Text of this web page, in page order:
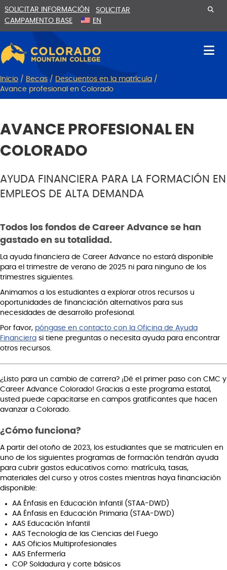
al
contenido
la
navegación
SOLICITAR INFORMACIÓN
SOLICITAR
CAMPAMENTO BASE
EN
Inicio / Becas/ Descuentos en la matrícula /
Avance profesional en Colorado
AVANCE PROFESIONAL EN
COLORADO
AYUDA FINANCIERA PARA LA FORMACIÓN EN
EMPLEOS DE ALTA DEMANDA
Todos los fondos de Career Advance se han
gastado en su totalidad.
La ayuda financiera de Career Advance no estará disponible
para el trimestre de verano de 2025 ni para ninguno de los
trimestres siguientes.
Animamos a los estudiantes a explorar otros recursos u
oportunidades de financiación alternativos para sus
necesidades de desarrollo profesional.
Por favor, póngase en contacto con la Oficina de Ayuda
Financiera si tiene preguntas o necesita ayuda para encontrar
otros recursos.
¿Listo para un cambio de carrera? ¡Dé el primer paso con CMC y
Career Advance Colorado! Gracias a este programa estatal,
usted puede capacitarse en campos gratificantes que hacen
avanzar a Colorado.
¿Cómo funciona?
A partir del otoño de 2023, los estudiantes que se matriculen en
uno de los siguientes programas de formación tendrán ayuda
para cubrir gastos educativos como: matrícula, tasas,
materiales del curso y otros costes mientras haya financiación
disponible:
AA Énfasis en Educación Infantil (STAA-DWD)
AA Énfasis en Educación Primaria (STAA-DWD)
AAS Educación Infantil
AAS Tecnología de las Ciencias del Fuego
AAS Oficios Multiprofesionales
AAS Enfermería
COP Soldadura y corte básicos